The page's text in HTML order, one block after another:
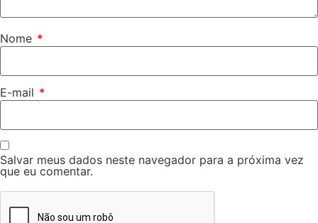
Nome *
E-mail *
Salvar meus dados neste navegador para a próxima vez
que eu comentar.